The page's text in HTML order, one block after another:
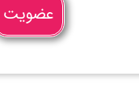
عضویت